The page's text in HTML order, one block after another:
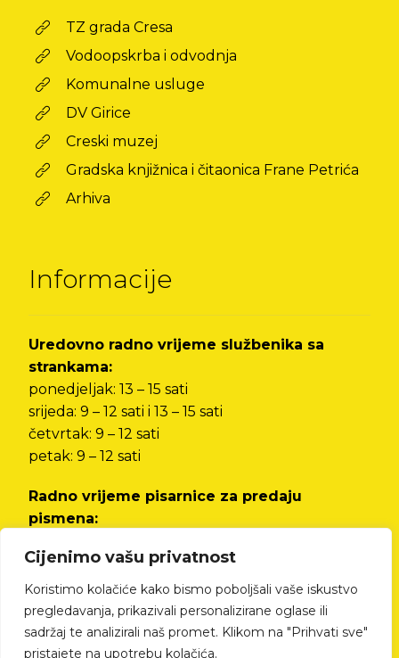
Cijenimo vašu privatnost
Koristimo kolačiće kako bismo poboljšali vaše iskustvo
pregledavanja, prikazivali personalizirane oglase ili
sadržaj te analizirali naš promet. Klikom na "Prihvati sve"
pristajete na upotrebu kolačića.
TZ grada Cresa
Vodoopskrba i odvodnja
Komunalne usluge
DV Girice
Creski muzej
Gradska knjižnica i čitaonica Frane Petrića
Arhiva
Informacije
Uredovno radno vrijeme službenika sa
strankama:
ponedjeljak: 13 – 15 sati
srijeda: 9 – 12 sati i 13 – 15 sati
četvrtak: 9 – 12 sati
petak: 9 – 12 sati
Radno vrijeme pisarnice za predaju
pismena:
do 15 sati
Izjava o pristupačnosti